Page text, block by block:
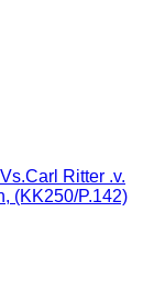
Ritter .v.
(KK250/P.142)